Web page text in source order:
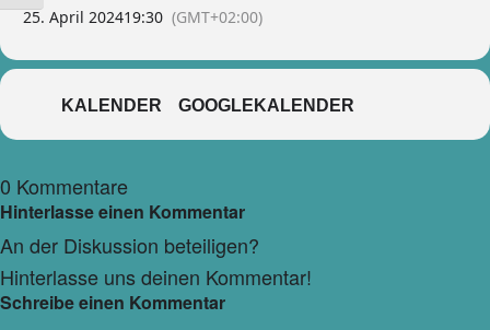
Konstantin Mascher, leidenschaftlicher Prior, Seelsorger und
Bierbrauer, gelingt ein eindrückliches Opus übers Bierbrauen, die
WhatsApp: 0171 1224622
25. April 202419:30 (GMT+02:00)
KALENDER GOOGLEKALENDER
0 Kommentare
Hinterlasse einen Kommentar
An der Diskussion beteiligen?
Hinterlasse uns deinen Kommentar!
Schreibe einen Kommentar